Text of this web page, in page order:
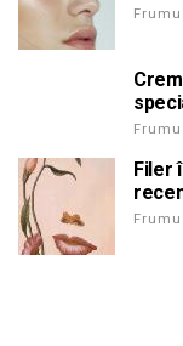
Filer